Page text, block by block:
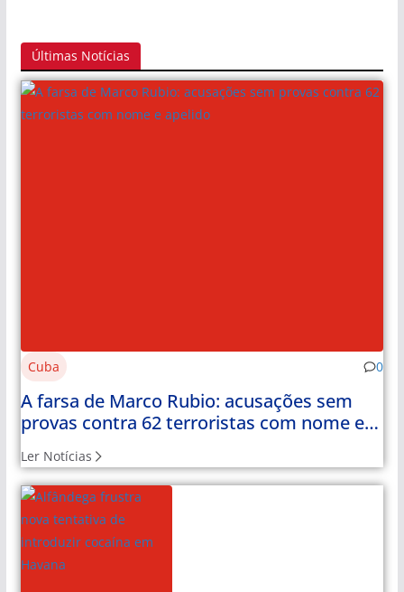
Últimas Notícias
Cuba 0
A farsa de Marco Rubio: acusações sem
provas contra 62 terroristas com nome e
apelido
Ler Notícias